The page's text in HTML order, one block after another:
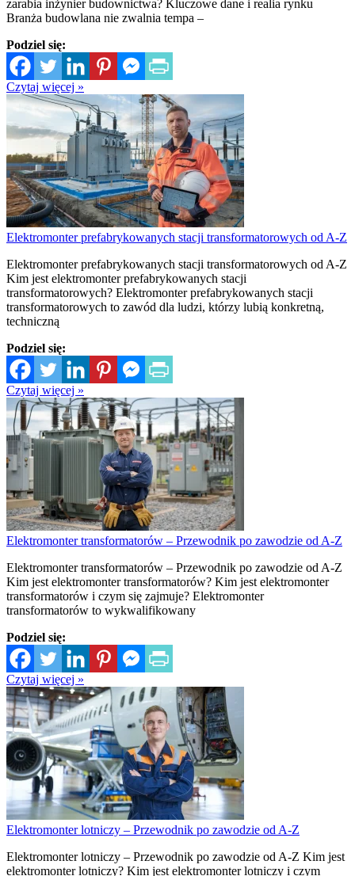
zarabia inżynier budownictwa? Kluczowe dane i realia rynku
Branża budowlana nie zwalnia tempa –
Podziel się:
Czytaj więcej »
Elektromonter prefabrykowanych stacji transformatorowych od A-Z
Elektromonter prefabrykowanych stacji transformatorowych od A-Z
Kim jest elektromonter prefabrykowanych stacji
transformatorowych? Elektromonter prefabrykowanych stacji
transformatorowych to zawód dla ludzi, którzy lubią konkretną,
techniczną
Podziel się:
Czytaj więcej »
Elektromonter transformatorów – Przewodnik po zawodzie od A-Z
Elektromonter transformatorów – Przewodnik po zawodzie od A-Z
Kim jest elektromonter transformatorów? Kim jest elektromonter
transformatorów i czym się zajmuje? Elektromonter
transformatorów to wykwalifikowany
Podziel się:
Czytaj więcej »
Elektromonter lotniczy – Przewodnik po zawodzie od A-Z
Elektromonter lotniczy – Przewodnik po zawodzie od A-Z Kim jest
elektromonter lotniczy? Kim jest elektromonter lotniczy i czym